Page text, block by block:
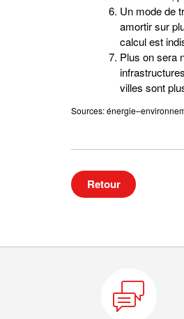
Un mode de
amortir sur
calcul est
Plus on sera
villes sont
Sources:
Retour